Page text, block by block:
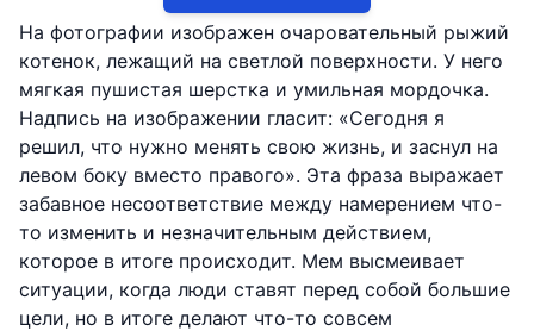
На фотографии изображен очаровательный рыжий
котенок, лежащий на светлой поверхности. У него
мягкая пушистая шерстка и умильная мордочка.
Надпись на изображении гласит: «Сегодня я
решил, что нужно менять свою жизнь, и заснул на
левом боку вместо правого». Эта фраза выражает
забавное несоответствие между намерением что-
то изменить и незначительным действием,
которое в итоге происходит. Мем высмеивает
ситуации, когда люди ставят перед собой большие
цели, но в итоге делают что-то совсем